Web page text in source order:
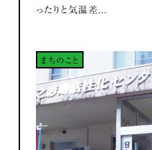
ったりと気温差...
まちのこと